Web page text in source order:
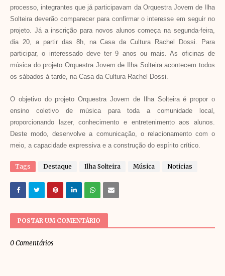
processo, integrantes que já participavam da Orquestra Jovem de Ilha
Solteira deverão comparecer para confirmar o interesse em seguir no
projeto. Já a inscrição para novos alunos começa na segunda-feira,
dia 20, a partir das 8h, na Casa da Cultura Rachel Dossi. Para
participar, o interessado deve ter 9 anos ou mais. As oficinas de
música do projeto Orquestra Jovem de Ilha Solteira acontecem todos
os sábados à tarde, na Casa da Cultura Rachel Dossi.
O objetivo do projeto Orquestra Jovem de Ilha Solteira é propor o
ensino coletivo de música para toda a comunidade local,
proporcionando lazer, conhecimento e entretenimento aos alunos.
Deste modo, desenvolve a comunicação, o relacionamento com o
meio, a capacidade expressiva e a construção do espírito crítico.
Tags Destaque Ilha Solteira Música Noticias
POSTAR UM COMENTÁRIO
0 Comentários